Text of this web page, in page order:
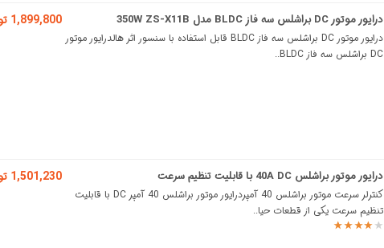
1,899,800 تومان درایور موتور DC براشلس سه‌ فاز BLDC مدل 350W ZS-X11B
درایور موتور DC براشلس سه‌ فاز BLDC قابل استفاده با سنسور اثر هالدرایور موتور
DC براشلس سه‌ فاز BLDC..
1,501,230 تومان درایور موتور براشلس 40A DC با قابلیت تنظیم سرعت
کنترلر سرعت موتور براشلس 40 آمپردرایور موتور براشلس 40 آمپر DC با قابلیت
تنظیم سرعت یکی از قطعات حیا..